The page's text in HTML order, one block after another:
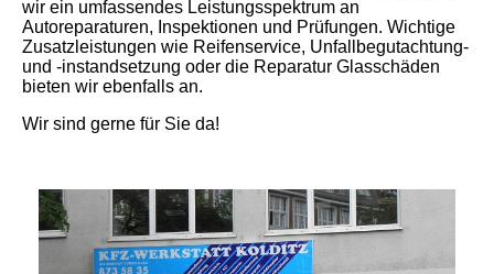
wir ein umfassendes Leistungsspektrum an
Autoreparaturen, Inspektionen und Prüfungen. Wichtige
Zusatzleistungen wie Reifenservice, Unfallbegutachtung-
und -instandsetzung oder die Reparatur Glasschäden
bieten wir ebenfalls an.
Wir sind gerne für Sie da!